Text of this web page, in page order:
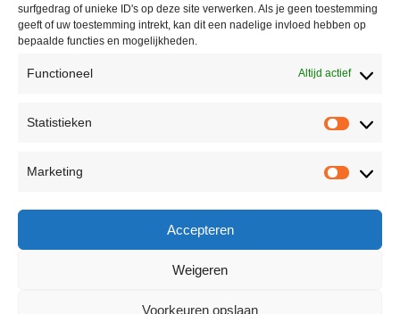
surfgedrag of unieke ID's op deze site verwerken. Als je geen toestemming
geeft of uw toestemming intrekt, kan dit een nadelige invloed hebben op
bepaalde functies en mogelijkheden.
Functioneel Altijd actief
Statistieken
Marketing
Accepteren
Weigeren
Voorkeuren opslaan
Peter Vergroesen
korenfestivaldenhaag@gmail.com